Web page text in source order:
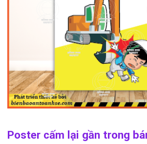
Poster cấm lại gần trong